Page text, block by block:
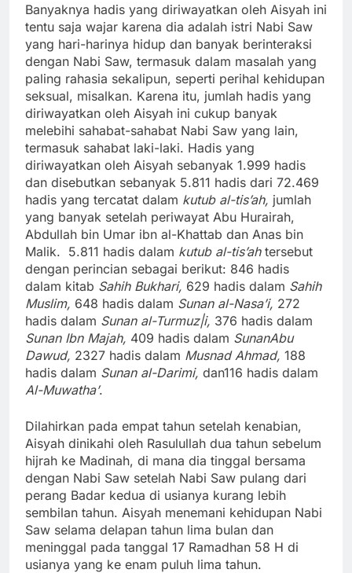
Banyaknya hadis yang diriwayatkan oleh Aisyah ini
tentu saja wajar karena dia adalah istri Nabi Saw
yang hari-harinya hidup dan banyak berinteraksi
dengan Nabi Saw, termasuk dalam masalah yang
paling rahasia sekalipun, seperti perihal kehidupan
seksual, misalkan. Karena itu, jumlah hadis yang
diriwayatkan oleh Aisyah ini cukup banyak
melebihi sahabat-sahabat Nabi Saw yang lain,
termasuk sahabat laki-laki. Hadis yang
diriwayatkan oleh Aisyah sebanyak 1.999 hadis
dan disebutkan sebanyak 5.811 hadis dari 72.469
hadis yang tercatat dalam kutub al-tis’ah, jumlah
yang banyak setelah periwayat Abu Hurairah,
Abdullah bin Umar ibn al-Khattab dan Anas bin
Malik. 5.811 hadis dalam kutub al-tis’ah tersebut
dengan perincian sebagai berikut: 846 hadis
dalam kitab Sahih Bukhari, 629 hadis dalam Sahih
Muslim, 648 hadis dalam Sunan al-Nasa’i, 272
hadis dalam Sunan al-Turmuz|i, 376 hadis dalam
Sunan Ibn Majah, 409 hadis dalam SunanAbu
Dawud, 2327 hadis dalam Musnad Ahmad, 188
hadis dalam Sunan al-Darimi, dan116 hadis dalam
Al-Muwatha’.
Dilahirkan pada empat tahun setelah kenabian,
Aisyah dinikahi oleh Rasulullah dua tahun sebelum
hijrah ke Madinah, di mana dia tinggal bersama
dengan Nabi Saw setelah Nabi Saw pulang dari
perang Badar kedua di usianya kurang lebih
sembilan tahun. Aisyah menemani kehidupan Nabi
Saw selama delapan tahun lima bulan dan
meninggal pada tanggal 17 Ramadhan 58 H di
usianya yang ke enam puluh lima tahun.